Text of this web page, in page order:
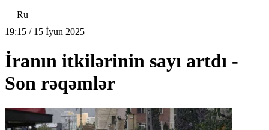
Ru
19:15 / 15 İyun 2025
İranın itkilərinin sayı artdı -
Son rəqəmlər